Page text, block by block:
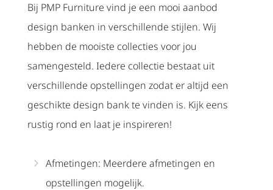
Bij PMP Furniture vind je een mooi aanbod
design banken in verschillende stijlen. Wij
hebben de mooiste collecties voor jou
samengesteld. Iedere collectie bestaat uit
verschillende opstellingen zodat er altijd een
geschikte design bank te vinden is. Kijk eens
rustig rond en laat je inspireren!
Afmetingen: Meerdere afmetingen en
opstellingen mogelijk.